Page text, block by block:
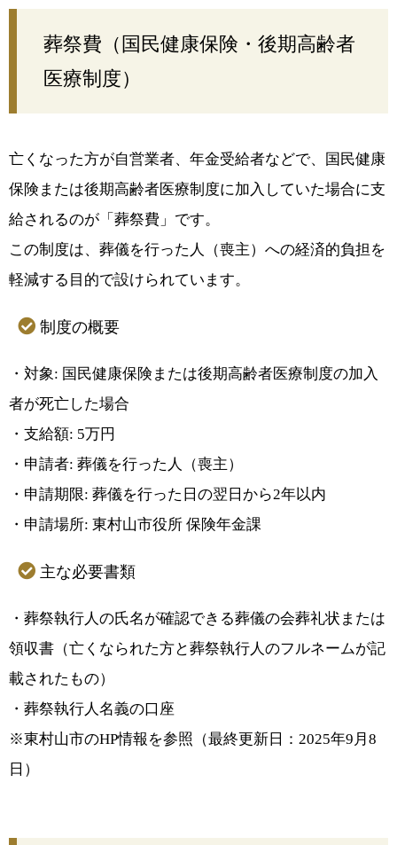
葬祭費（国民健康保険・後期高齢者
医療制度）
亡くなった方が自営業者、年金受給者などで、国民健康
保険または後期高齢者医療制度に加入していた場合に支
給されるのが「葬祭費」です。
この制度は、葬儀を行った人（喪主）への経済的負担を
軽減する目的で設けられています。
制度の概要
・対象: 国民健康保険または後期高齢者医療制度の加入
者が死亡した場合
・支給額: 5万円
・申請者: 葬儀を行った人（喪主）
・申請期限: 葬儀を行った日の翌日から2年以内
・申請場所: 東村山市役所 保険年金課
主な必要書類
・葬祭執行人の氏名が確認できる葬儀の会葬礼状または
領収書（亡くなられた方と葬祭執行人のフルネームが記
載されたもの）
・葬祭執行人名義の口座
※東村山市のHP情報を参照（最終更新日：2025年9月8
日）